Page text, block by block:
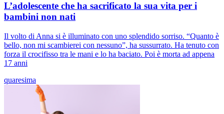
L’adolescente che ha sacrificato la sua vita per i
bambini non nati
Il volto di Anna si è illuminato con uno splendido sorriso. “Quanto è
bello, non mi scambierei con nessuno”, ha sussurrato. Ha tenuto con
forza il crocifisso tra le mani e lo ha baciato. Poi è morta ad appena
17 anni
quaresima